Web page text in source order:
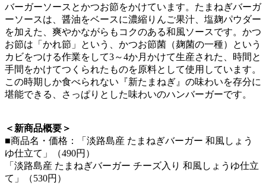
バーガーソースとかつお節をかけています。たまねぎバーガ
ーソースは、醤油をベースに濃縮りんご果汁、塩麹パウダー
を加えた、爽やかながらもコクのある和風ソースです。かつ
お節は「かれ節」という、かつお節菌（麹菌の一種）という
カビをつける作業をして3～4か月かけて生産された、時間と
手間をかけてつくられたものを原料として使用しています。
この時期しか食べられない『新たまねぎ』の味わいを存分に
堪能できる、さっぱりとした味わいのハンバーガーです。
＜新商品概要＞
■商品名・価格：「淡路島産 たまねぎバーガー 和風しょう
ゆ仕立て」（490円）
「淡路島産 たまねぎバーガー チーズ入り 和風しょうゆ仕立
て」（530円）